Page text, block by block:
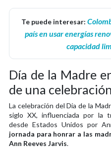
Te puede interesar:
país en usar energías
capacidad
Día de la Madre
de una
La celebración del Día de la
siglo XX, influenciada por la
desde Estados Unidos por
jornada para honrar a las
Ann Reeves Jarvis.